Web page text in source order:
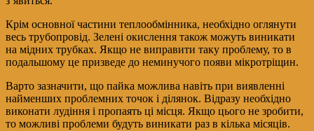
Крім основної частини теплообмінника, необхідно оглянути
весь трубопровід. Зелені окислення також можуть виникати
на мідних трубках. Якщо не виправити таку проблему, то в
подальшому це призведе до неминучого появи мікротріщин.
Варто зазначити, що пайка можлива навіть при виявленні
найменших проблемних точок і ділянок. Відразу необхідно
виконати лудіння і пропаять ці місця. Якщо цього не зробити,
то можливі проблеми будуть виникати раз в кілька місяців.